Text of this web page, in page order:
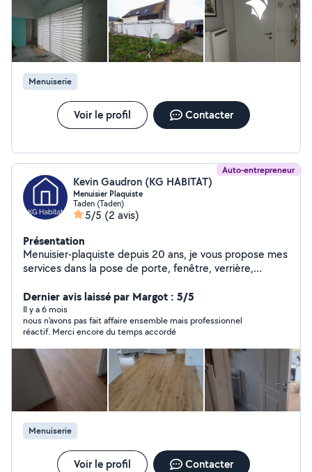
Menuiserie
Voir le profil Contacter
Auto-entrepreneur
Kevin Gaudron (KG HABITAT)
Menuisier Plaquiste
Taden (Taden)
5/5 (2 avis)
Présentation
Menuisier-plaquiste depuis 20 ans, je vous propose mes
services dans la pose de porte, fenêtre, verrière,
de meuble, pose de parement, etc. Agencement
intérieur et aménagement extérieur également .
Dernier avis laissé par Margot : 5/5
Il y a 6 mois
nous n'avons pas fait affaire ensemble mais professionnel
réactif. Merci encore du temps accordé
Menuiserie
Voir le profil Contacter